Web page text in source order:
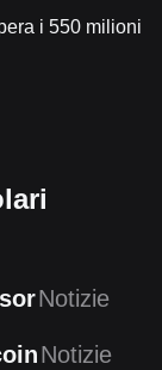
i 550 milioni
Notizie
Notizie